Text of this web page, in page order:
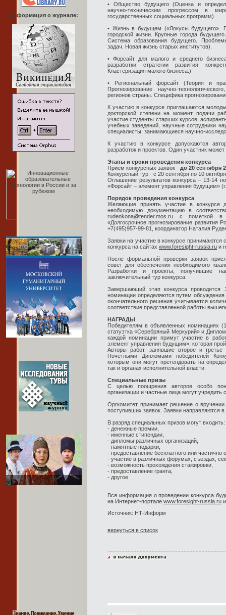
Информация о журнале:
• Общество будущего (Оценка и
научно-техническим прогрессом в
государственных социальных программ).
• Жизнь в будущем («Локусы будущего».
городской жизни. Крупные города
Система образования будущего.
задач. Новая жизнь старых институтов).
• Форсайт для малого и среднего
разработки стратегии развития
Кластеризация малого бизнеса.)
• Региональный форсайт (Теория и
Прогнозирование научно-
регионов страны. Специфика
К участию в конкурсе приглашаются
докторской степени на момент подачи
участие студенты старших курсов,
учебных заведений, научные сотрудники
специалисты, занимающиеся научно-
К участию в конкурсе допускаются
разработок и проектов. Один участник
Этапы и сроки проведения конкурса
Прием конкурсных заявок - до 20 сентября
Конкурсный тур - с 20 сентября по 10
Оглашение результатов конкурса – 13-14
«Форсайт – элемент управления будущим»
Порядок проведения конкурса
Желающие принять участие в конкурсе
необходимую документацию в
rudenkona@tender.mos.ru с пометкой
«Долгосрочное прогнозирование развития
+7(495)957-99-81, координатор Наталия
Заявки на участие в конкурсе
конкурса на сайтах www.foresight-russia.ru и
После формальной проверки заявок
совет для обеспечения необходимого
Разработки и проекты, получившие
заключительный тур конкурса.
Завершающий этап конкурса
номинации определяются путем обсуждения
окончательного решения учитывается
соответствие представленной работы
НАГРАДЫ
Победителям в объявленных номинациях
статуэтка «Серебряный Меркурий» и
каждой номинации примут участие в
элемент управления будущим», которая
Авторы работ, занявшие второе и
Почётными Дипломами победителей
которым они могут претендовать на
так и органах исполнительной власти.
Специальные призы
С целью поощрения авторов особо
организации и частные лица могут
Оргкомитет принимает решение о
поступивших заявок. Заявки направляются
В разряд специальных призов могут входить:
- денежные премии,
- именные стипендии,
- дипломы различных организаций,
- памятные подарки,
- предоставление бесплатного или частично
- участие в различных форумах, съездах,
- возможность прохождения стажировки,
- предоставление гранта,
- другое
Вся информация о проведении конкурса
на Интернет-портале www.foresight-russia.ru
Источник: НТ-Информ
вернуться в список